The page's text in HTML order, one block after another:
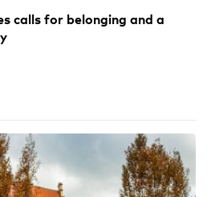
calls for belonging and a